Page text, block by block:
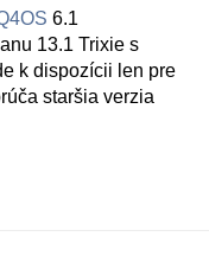
6.1
13.1 Trixie s
k dispozícii len pre
staršia verzia